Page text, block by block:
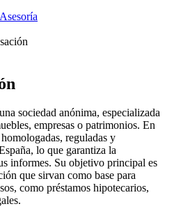
sociedad anónima, especializada
empresas o patrimonios. En
reguladas y
lo que garantiza la
informes. Su objetivo principal es
que sirvan como base para
como préstamos hipotecarios,